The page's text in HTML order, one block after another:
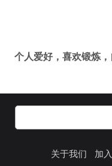
个人爱好，喜欢锻炼
关于我们 加